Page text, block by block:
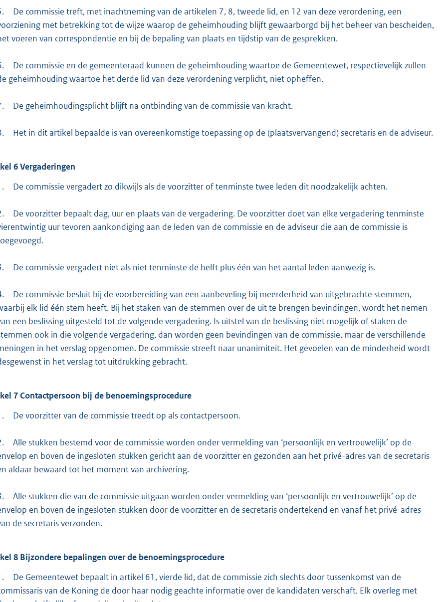
De commissie treft, met inachtneming van de artikelen 7, 8, tweede lid, en 12 van deze verordening, een
met betrekking tot de wijze waarop de geheimhouding blijft gewaarborgd bij het beheer van bescheiden,
voeren van correspondentie en bij de bepaling van plaats en tijdstip van de gesprekken.
De commissie en de gemeenteraad kunnen de geheimhouding waartoe de Gemeentewet, respectievelijk zullen
geheimhouding waartoe het derde lid van deze verordening verplicht, niet opheffen.
De geheimhoudingsplicht blijft na ontbinding van de commissie van kracht.
Het in dit artikel bepaalde is van overeenkomstige toepassing op de (plaatsvervangend) secretaris en de adviseur.
6Vergaderingen
De commissie vergadert zo dikwijls als de voorzitter of tenminste twee leden dit noodzakelijk achten.
De voorzitter bepaalt dag, uur en plaats van de vergadering. De voorzitter doet van elke vergadering tenminste
uur tevoren aankondiging aan de leden van de commissie en de adviseur die aan de commissie is
De commissie vergadert niet als niet tenminste de helft plus één van het aantal leden aanwezig is.
De commissie besluit bij de voorbereiding van een aanbeveling bij meerderheid van uitgebrachte stemmen,
elk lid één stem heeft. Bij het staken van de stemmen over de uit te brengen bevindingen, wordt het nemen
een beslissing uitgesteld tot de volgende vergadering. Is uitstel van de beslissing niet mogelijk of staken de
ook in die volgende vergadering, dan worden geen bevindingen van de commissie, maar de verschillende
in het verslag opgenomen. De commissie streeft naar unanimiteit. Het gevoelen van de minderheid wordt
in het verslag tot uitdrukking gebracht.
7Contactpersoon bij de benoemingsprocedure
De voorzitter van de commissie treedt op als contactpersoon.
Alle stukken bestemd voor de commissie worden onder vermelding van ‘persoonlijk en vertrouwelijk’ op de
en boven de ingesloten stukken gericht aan de voorzitter en gezonden aan het privé-adres van de secretaris
aldaar bewaard tot het moment van archivering.
Alle stukken die van de commissie uitgaan worden onder vermelding van ‘persoonlijk en vertrouwelijk’ op de
en boven de ingesloten stukken door de voorzitter en de secretaris ondertekend en vanaf het privé-adres
de secretaris verzonden.
8 Bijzondere bepalingen over de benoemingsprocedure
De Gemeentewet bepaalt in artikel 61, vierde lid, dat de commissie zich slechts door tussenkomst van de
van de Koning de door haar nodig geachte informatie over de kandidaten verschaft. Elk overleg met